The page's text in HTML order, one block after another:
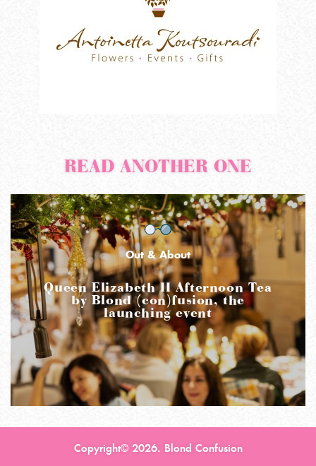
READ ANOTHER ONE
Out & About
Queen Elizabeth II Afternoon Tea
by Blond (con)fusion, the
launching event
Copyright© 2026. Blond Confusion